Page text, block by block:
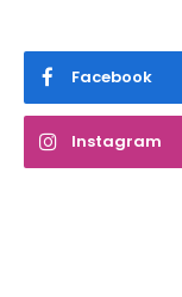
Facebook
Instagram